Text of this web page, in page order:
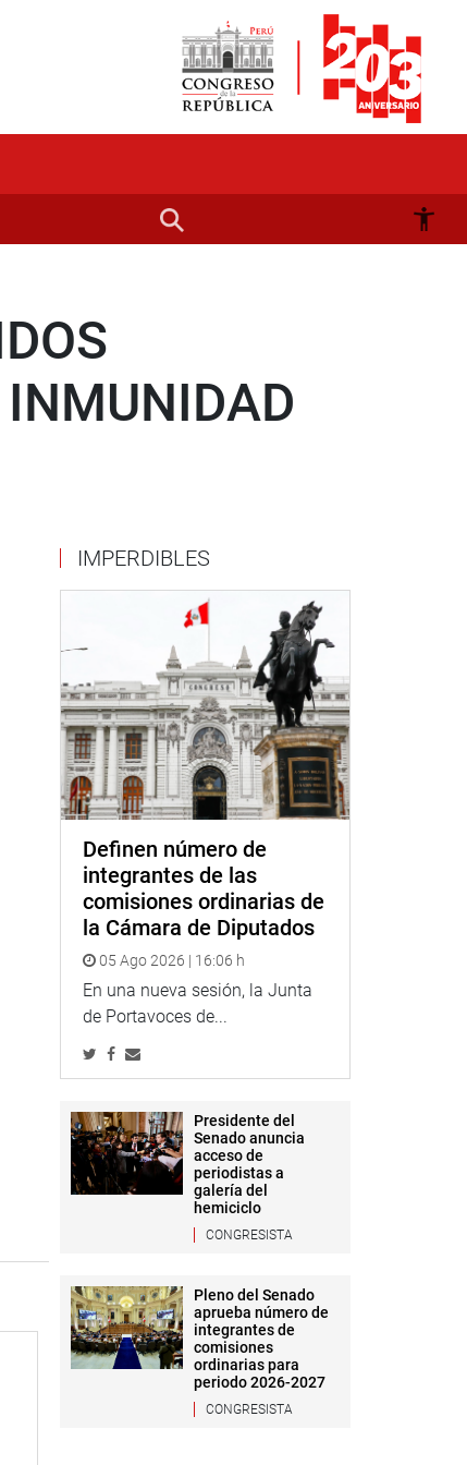
IMPERDIBLES
Definen número de
integrantes de las
comisiones ordinarias de
la Cámara de Diputados
05 Ago 2026 | 16:06 h
En una nueva sesión, la Junta
de Portavoces de...
Presidente del
Senado anuncia
acceso de
periodistas a
galería del
hemiciclo
CONGRESISTA
Pleno del Senado
aprueba número de
integrantes de
comisiones
ordinarias para
periodo 2026-2027
CONGRESISTA